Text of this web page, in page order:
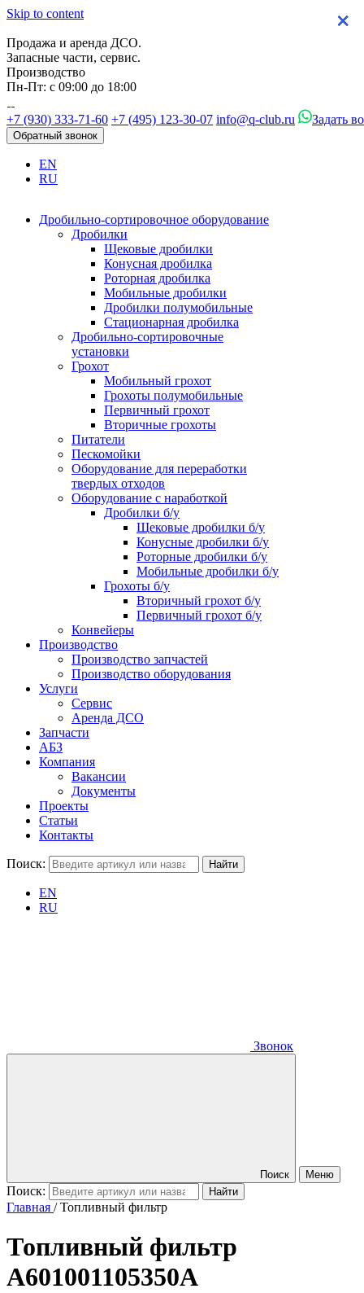
Skip to content
Продажа и аренда ДСО.
Запасные части, сервис.
Производство
Пн-Пт: с 09:00 до 18:00
+7 (930) 333-71-60 +7 (495) 123-30-07 info@q-club.ru Задать
Обратный звонок
EN
RU
Дробильно-сортировочное оборудование
Дробилки
Щековые дробилки
Конусная дробилка
Роторная дробилка
Мобильные дробилки
Дробилки полумобильные
Стационарная дробилка
Дробильно-сортировочные
установки
Грохот
Мобильный грохот
Грохоты полумобильные
Первичный грохот
Вторичные грохоты
Питатели
Пескомойки
Оборудование для переработки
твердых отходов
Оборудование с наработкой
Дробилки б/у
Щековые дробилки б/у
Конусные дробилки б/у
Роторные дробилки б/у
Мобильные дробилки б/у
Грохоты б/у
Вторичный грохот б/у
Первичный грохот б/у
Конвейеры
Производство
Производство запчастей
Производство оборудования
Услуги
Сервис
Аренда ДСО
Запчасти
АБЗ
Компания
Вакансии
Документы
Проекты
Статьи
Контакты
Поиск:
EN
RU
Звонок
Поиск Меню
Поиск:
Главная /Топливный фильтр
Топливный фильтр
A601001105350A
×
×
×
×